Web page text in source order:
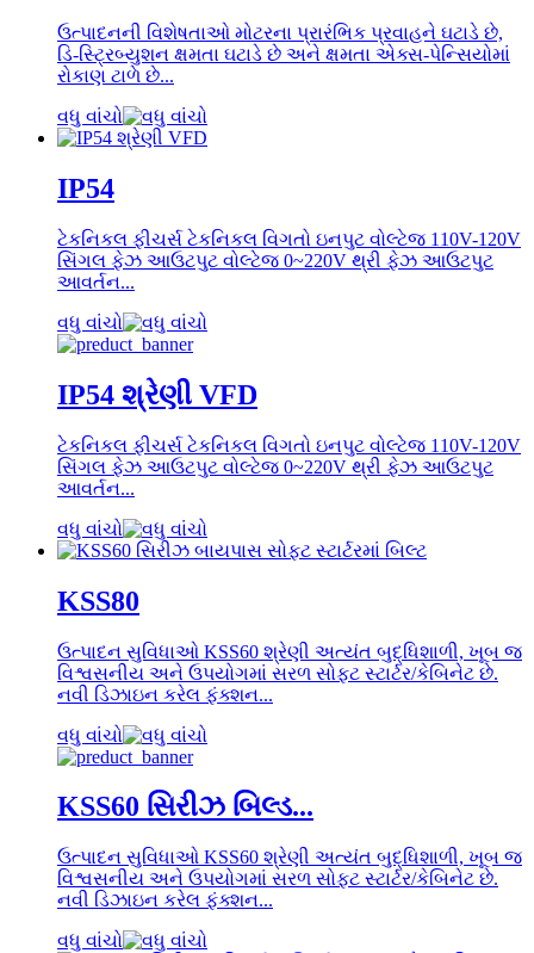
ઉત્પાદનની વિશેષતાઓ મોટરના પ્રારંભિક પ્રવાહને ઘટાડે છે,
ડિ-સ્ટ્રિબ્યુશન ક્ષમતા ઘટાડે છે અને ક્ષમતા એક્સ-પેન્સિયોમાં
રોકાણ ટાળે છે...
વધુ વાંચો
IP54
ટેકનિકલ ફીચર્સ ટેકનિકલ વિગતો ઇનપુટ વોલ્ટેજ 110V-120V
સિંગલ ફેઝ આઉટપુટ વોલ્ટેજ 0~220V થ્રી ફેઝ આઉટપુટ
આવર્તન...
વધુ વાંચો
IP54 શ્રેણી VFD
ટેકનિકલ ફીચર્સ ટેકનિકલ વિગતો ઇનપુટ વોલ્ટેજ 110V-120V
સિંગલ ફેઝ આઉટપુટ વોલ્ટેજ 0~220V થ્રી ફેઝ આઉટપુટ
આવર્તન...
વધુ વાંચો
KSS80
ઉત્પાદન સુવિધાઓ KSS60 શ્રેણી અત્યંત બુદ્ધિશાળી, ખૂબ જ
વિશ્વસનીય અને ઉપયોગમાં સરળ સોફ્ટ સ્ટાર્ટર/કેબિનેટ છે.
નવી ડિઝાઇન કરેલ ફંક્શન...
વધુ વાંચો
KSS60 સિરીઝ બિલ્ડ...
ઉત્પાદન સુવિધાઓ KSS60 શ્રેણી અત્યંત બુદ્ધિશાળી, ખૂબ જ
વિશ્વસનીય અને ઉપયોગમાં સરળ સોફ્ટ સ્ટાર્ટર/કેબિનેટ છે.
નવી ડિઝાઇન કરેલ ફંક્શન...
વધુ વાંચો